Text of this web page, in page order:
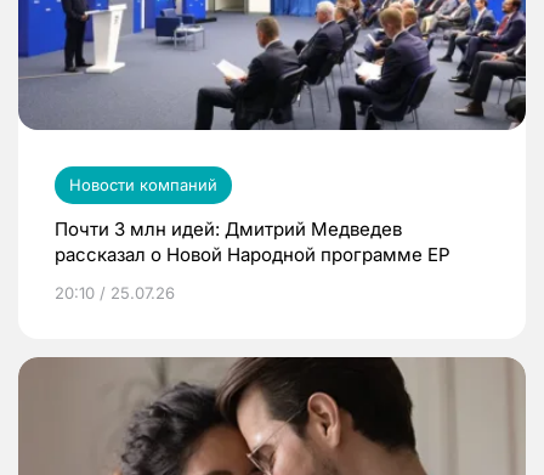
Новости компаний
Почти 3 млн идей: Дмитрий Медведев
рассказал о Новой Народной программе ЕР
20:10 / 25.07.26